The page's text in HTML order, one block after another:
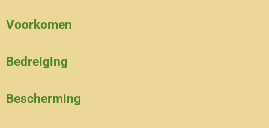
Voorkomen
Bedreiging
Bescherming